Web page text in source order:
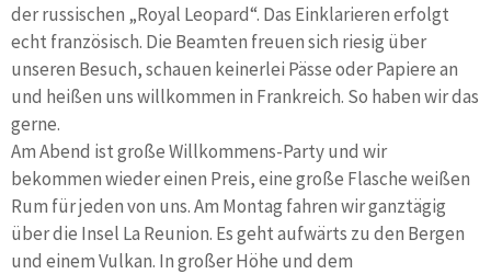
der russischen „Royal Leopard“. Das Einklarieren erfolgt
echt französisch. Die Beamten freuen sich riesig über
unseren Besuch, schauen keinerlei Pässe oder Papiere an
und heißen uns willkommen in Frankreich. So haben wir das
gerne.
Am Abend ist große Willkommens-Party und wir
bekommen wieder einen Preis, eine große Flasche weißen
Rum für jeden von uns. Am Montag fahren wir ganztägig
über die Insel La Reunion. Es geht aufwärts zu den Bergen
und einem Vulkan. In großer Höhe und dem